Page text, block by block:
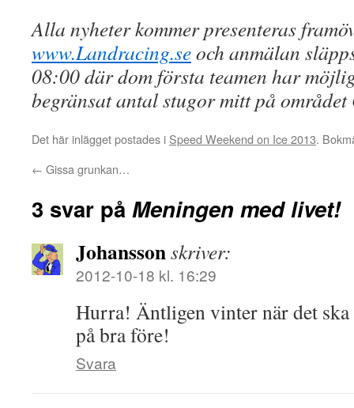
Alla nyheter kommer presenteras
www.Landracing.seoch anmälan
08:00 där dom första teamen har
begränsat antal stugor mitt på
Det här inlägget postades i Speed Weekend on Ice 2013.
← Gissa grunkan…
3 svar på Meningen med livet!
Johanssonskriver:
2012-10-18 kl. 16:29
Hurra! Äntligen vinter när det ska
på bra före!
Svara